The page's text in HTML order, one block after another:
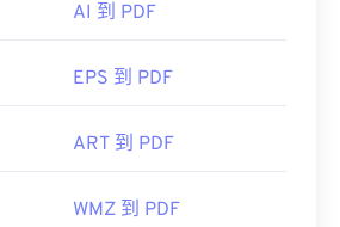
AI 到 PDF
EPS 到 PDF
ART 到 PDF
WMZ 到 PDF